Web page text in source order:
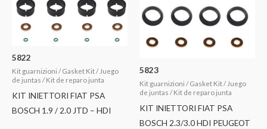
5822
Kit guarnizioni / Gasket Kit / Juego
de juntas / Kit de reparo junta
KIT INIETTORI FIAT PSA
BOSCH 1.9 / 2.0 JTD – HDI
5823
Kit guarnizioni / Gasket Kit / Juego
de juntas / Kit de reparo junta
KIT INIETTORI FIAT PSA
BOSCH 2.3/3.0 HDI PEUGEOT